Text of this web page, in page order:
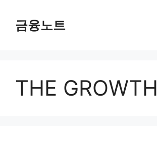
금융노트
THE GROWTH